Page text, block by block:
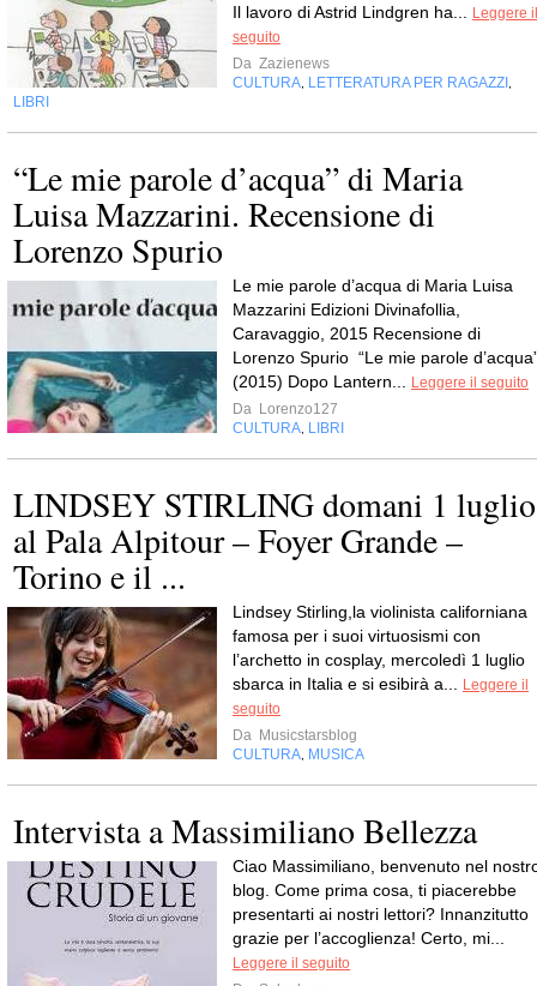
Il lavoro di Astrid Lindgren ha... Leggere il
seguito
Da Zazienews
CULTURA, LETTERATURA PER RAGAZZI ,
LIBRI
“Le mie parole d’acqua” di Maria
Luisa Mazzarini. Recensione di
Lorenzo Spurio
Le mie parole d’acqua di Maria Luisa
Mazzarini Edizioni Divinafollia,
Caravaggio, 2015 Recensione di
Lorenzo Spurio “Le mie parole
(2015) Dopo Lantern... Leggere il seguito
Da Lorenzo127
CULTURA, LIBRI
LINDSEY STIRLING domani 1 luglio
al Pala Alpitour – Foyer Grande –
Torino e il ...
Lindsey Stirling,la violinista californiana
famosa per i suoi virtuosismi con
l’archetto in cosplay, mercoledì 1 luglio
sbarca in Italia e si esibirà a... Leggere il
seguito
Da Musicstarsblog
CULTURA, MUSICA
Intervista a Massimiliano Bellezza
Ciao Massimiliano, benvenuto nel
blog. Come prima cosa, ti piacerebbe
presentarti ai nostri lettori? Innanzitutto
grazie per l’accoglienza! Certo, mi...
Leggere il seguito